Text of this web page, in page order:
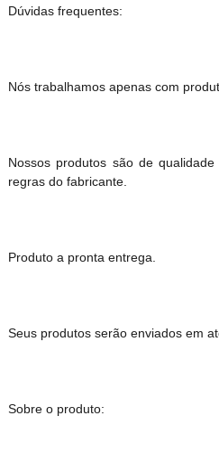
Dúvidas frequentes:
Nós trabalhamos apenas com
Nossos produtos são de
regras do fabricante.
Produto a pronta entrega.
Seus produtos serão enviados em
Sobre o produto: